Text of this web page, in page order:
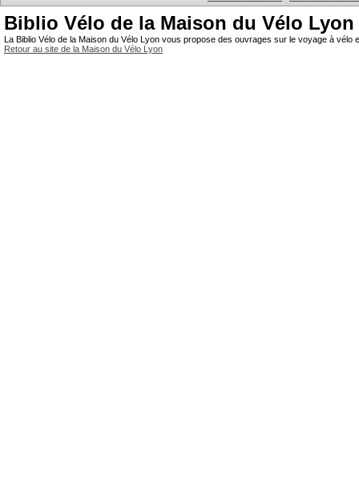
Biblio Vélo de la Maison du Vélo Lyon
La Biblio Vélo de la Maison du Vélo Lyon vous propose des ouvrages sur le voyage à
Retour au site de la Maison du Vélo Lyon